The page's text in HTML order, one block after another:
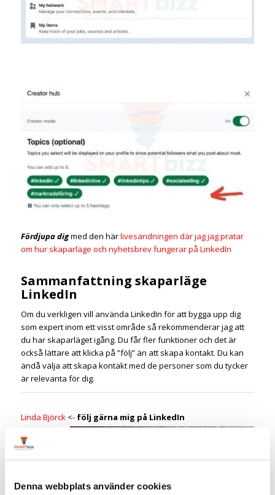
Denna webbplats använder cookies
Fördjupa digmed den härlivesändningen där jag jag pratar
om hur skaparläge och nyhetsbrev fungerar på LinkedIn
Sammanfattning skaparläge
LinkedIn
Om du verkligen vill använda LinkedIn för att bygga upp dig
som expert inom ett visst område så rekommenderar jag att
du har skaparläget igång. Du får fler funktioner och det är
också lättare att klicka på ”följ” än att skapa kontakt. Du kan
ändå välja att skapa kontakt med de personer som du tycker
är relevanta för dig.
Linda Björck<- följ gärna mig på LinkedIn
LinkedIn-
expert
Social
manager